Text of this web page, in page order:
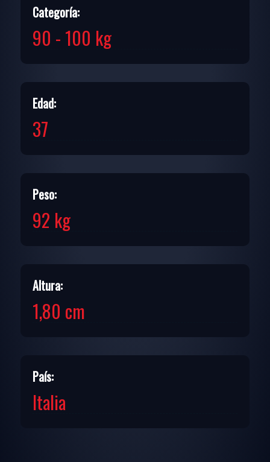
Categoría:
90 - 100 kg
Edad:
37
Peso:
92 kg
Altura:
1,80 cm
País:
Italia